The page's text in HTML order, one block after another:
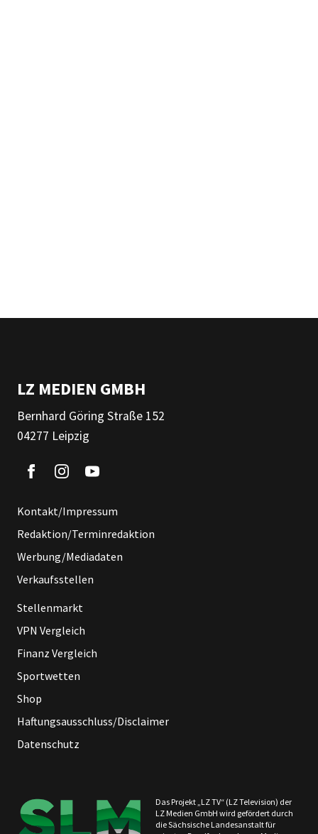
LZ MEDIEN GMBH
Bernhard Göring Straße 152
04277 Leipzig
Kontakt/Impressum
Redaktion/Terminredaktion
Werbung/Mediadaten
Verkaufsstellen
Stellenmarkt
VPN Vergleich
Finanz Vergleich
Sportwetten
Shop
Haftungsausschluss/Disclaimer
Datenschutz
Das Projekt „LZ TV“ (LZ Television) der
LZ Medien GmbH wird gefördert durch
die Sächsische Landesanstalt für